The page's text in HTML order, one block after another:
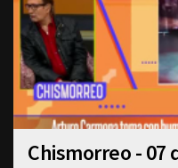
Chismorreo - 07